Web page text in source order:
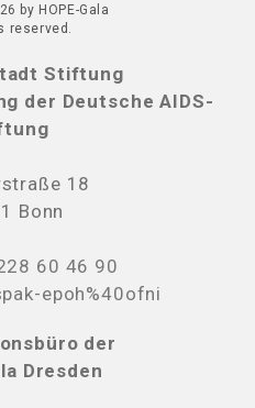
by HOPE-Gala
reserved.
Stiftung
der Deutsche AIDS-
18
Bonn
60 46 90
epoh%40ofni
der
Dresden